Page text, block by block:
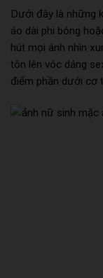
Dưới đây là những
áo dài phi bóng
hút mọi ánh nhìn
tôn lên vóc dáng
điểm phần dưới cơ